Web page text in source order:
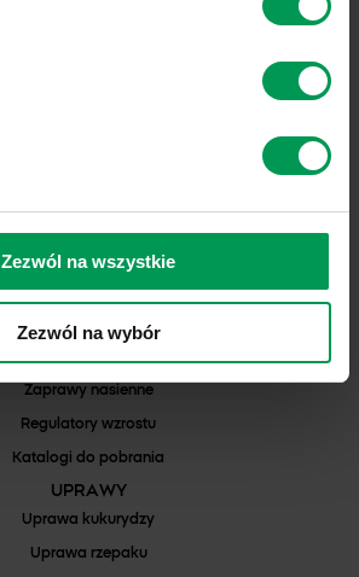
Zezwól na wszystkie
Zezwól na wybór
PRODUKTY
Herbicydy
Fungicydy
Zaprawy nasienne
Regulatory wzrostu
Katalogi do pobrania
UPRAWY
Uprawa kukurydzy
Uprawa rzepaku